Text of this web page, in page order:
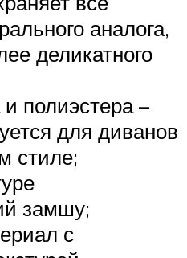
аналога,
деликатного
полиэстера –
для диванов
стиле;
замшу;
с